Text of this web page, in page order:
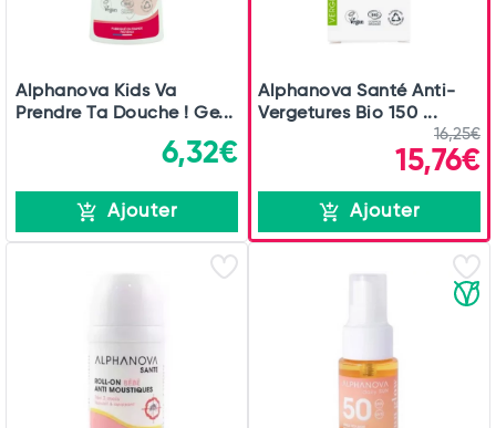
Alphanova Kids Va
Prendre Ta Douche ! Ge...
6,32€
Ajouter
Alphanova Santé Anti-
Vergetures Bio 150 ...
16,25€
15,76€
Ajouter